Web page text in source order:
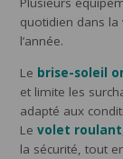
quotidien dans
l’année.
Le brise-soleil
et limite les
adapté aux
Le volet roulant
la sécurité, tout